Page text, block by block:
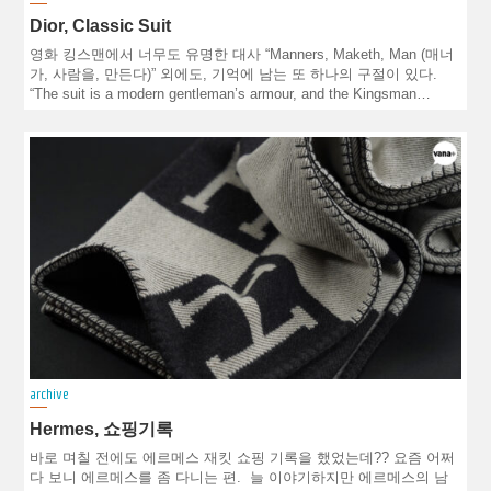
Dior, Classic Suit
영화 킹스맨에서 너무도 유명한 대사 “Manners, Maketh, Man (매너
가, 사람을, 만든다)” 외에도, 기억에 남는 또 하나의 구절이 있다.
“The suit is a modern gentleman’s armour, and the Kingsman…
archive
Hermes, 쇼핑기록
바로 며칠 전에도 에르메스 재킷 쇼핑 기록을 했었는데?? 요즘 어쩌
다 보니 에르메스를 좀 다니는 편. 늘 이야기하지만 에르메스의 남